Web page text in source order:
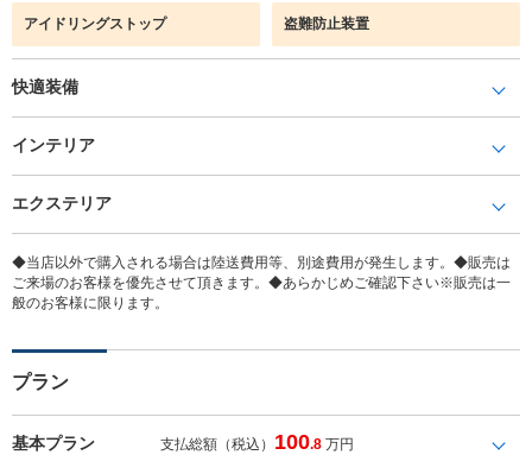
アイドリングストップ 盗難防止装置
快適装備
インテリア
エクステリア
◆当店以外で購入される場合は陸送費用等、別途費用が発生します。◆販売は
ご来場のお客様を優先させて頂きます。◆あらかじめご確認下さい※販売は一
般のお客様に限ります。
プラン
基本プラン 支払総額（税込） 100.8 万円